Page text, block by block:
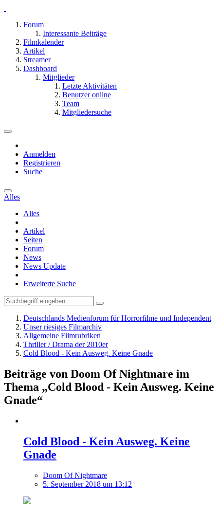
Forum
Interessante Beiträge
Filmkalender
Artikel
Streamer
Dashboard
Mitglieder
Letzte Aktivitäten
Benutzer online
Team
Mitgliedersuche
Anmelden
Registrieren
Suche
Alles
Alles
Artikel
Seiten
Forum
News
News Update
Erweiterte Suche
Deutschlands Medienforum für Horrorfilme und Independent
Unser riesiges Filmarchiv
Allgemeine Filmrubriken
Thriller / Drama der 2010er
Cold Blood - Kein Ausweg. Keine Gnade
Beiträge von Doom Of Nightmare im
Thema „Cold Blood - Kein Ausweg. Keine
Gnade“
Cold Blood - Kein Ausweg. Keine
Gnade
Doom Of Nightmare
5. September 2018 um 13:12